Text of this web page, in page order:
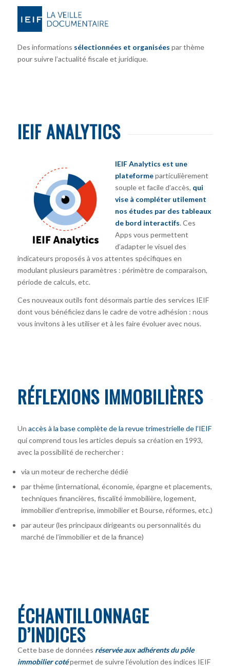
Des informations sélectionnées et organisées par thème
pour suivre l’actualité fiscale et juridique.
IEIF ANALYTICS
IEIF Analytics est une
plateformeparticulièrement
souple et facile d’accès, qui
vise à compléter utilement
nos études par des tableaux
de bord interactifs. Ces
Apps vous permettent
d’adapter le visuel des
indicateurs proposés à vos attentes spécifiques en
modulant plusieurs paramètres : périmètre de comparaison,
période de calculs, etc.
Ces nouveaux outils font désormais partie des services IEIF
dont vous bénéficiez dans le cadre de votre adhésion : nous
vous invitons à les utiliser et à les faire évoluer avec nous.
RÉFLEXIONS IMMOBILIÈRES
Un accès à la base complète de la revue trimestrielle de l’IEIF
qui comprend tous les articles depuis sa création en 1993,
avec la possibilité de rechercher :
via un moteur de recherche dédié
par thème (international, économie, épargne et placements,
techniques financières, fiscalité immobilière, logement,
immobilier d’entreprise, immobilier et Bourse, réformes, etc.)
par auteur (les principaux dirigeants ou personnalités du
marché de l’immobilier et de la finance)
ÉCHANTILLONNAGE
D’INDICES
Cette base de données réservée aux adhérents du pôle
immobilier coté permet de suivre l’évolution des indices IEIF